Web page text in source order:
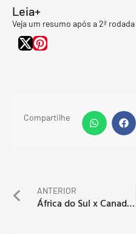
Leia+
Veja um resumo após a 2ª
Compartilhe
ANTERIOR
África do Sul x Canadá abrem disputa do mata-mata na Copa do Mundo 2026